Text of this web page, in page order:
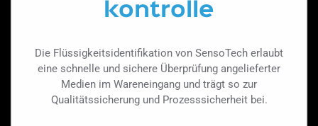
kontrolle
Die Flüssigkeitsidentifikation von SensoTech erlaubt
eine schnelle und sichere Überprüfung angelieferter
Medien im Wareneingang und trägt so zur
Qualitätssicherung und Prozesssicherheit bei.